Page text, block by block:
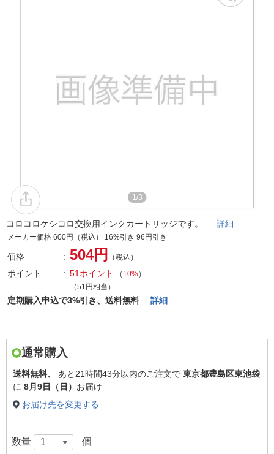
1/3
コロコロケシコロ交換用インクカートリッジです。 詳細
メーカー価格 600円（税込） 16%引き 96円引き
価格 504円 （税込）
ポイント 51ポイント （ 10%）
（51円相当）
定期購入申込で3%引き、送料無料 詳細
通常購入
送料無料、 あと 21時間43分以内のご注文で 東京都豊島区東池袋
に 8月9日（日） お届け
お届け先を変更する
数量 個